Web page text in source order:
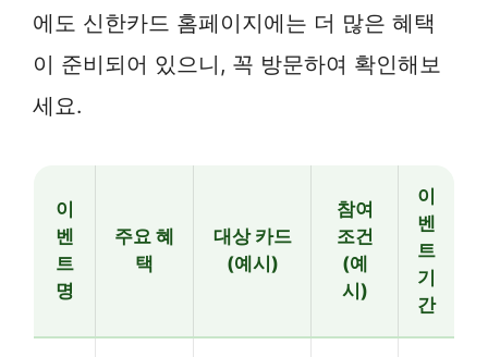
에도 신한카드 홈페이지에는 더 많은 혜택
이 준비되어 있으니, 꼭 방문하여 확인해보
세요.
이
벤
트
명
주요 혜
택
대상 카드
(예시)
참여
조건
(예
시)
이
벤
트
기
간